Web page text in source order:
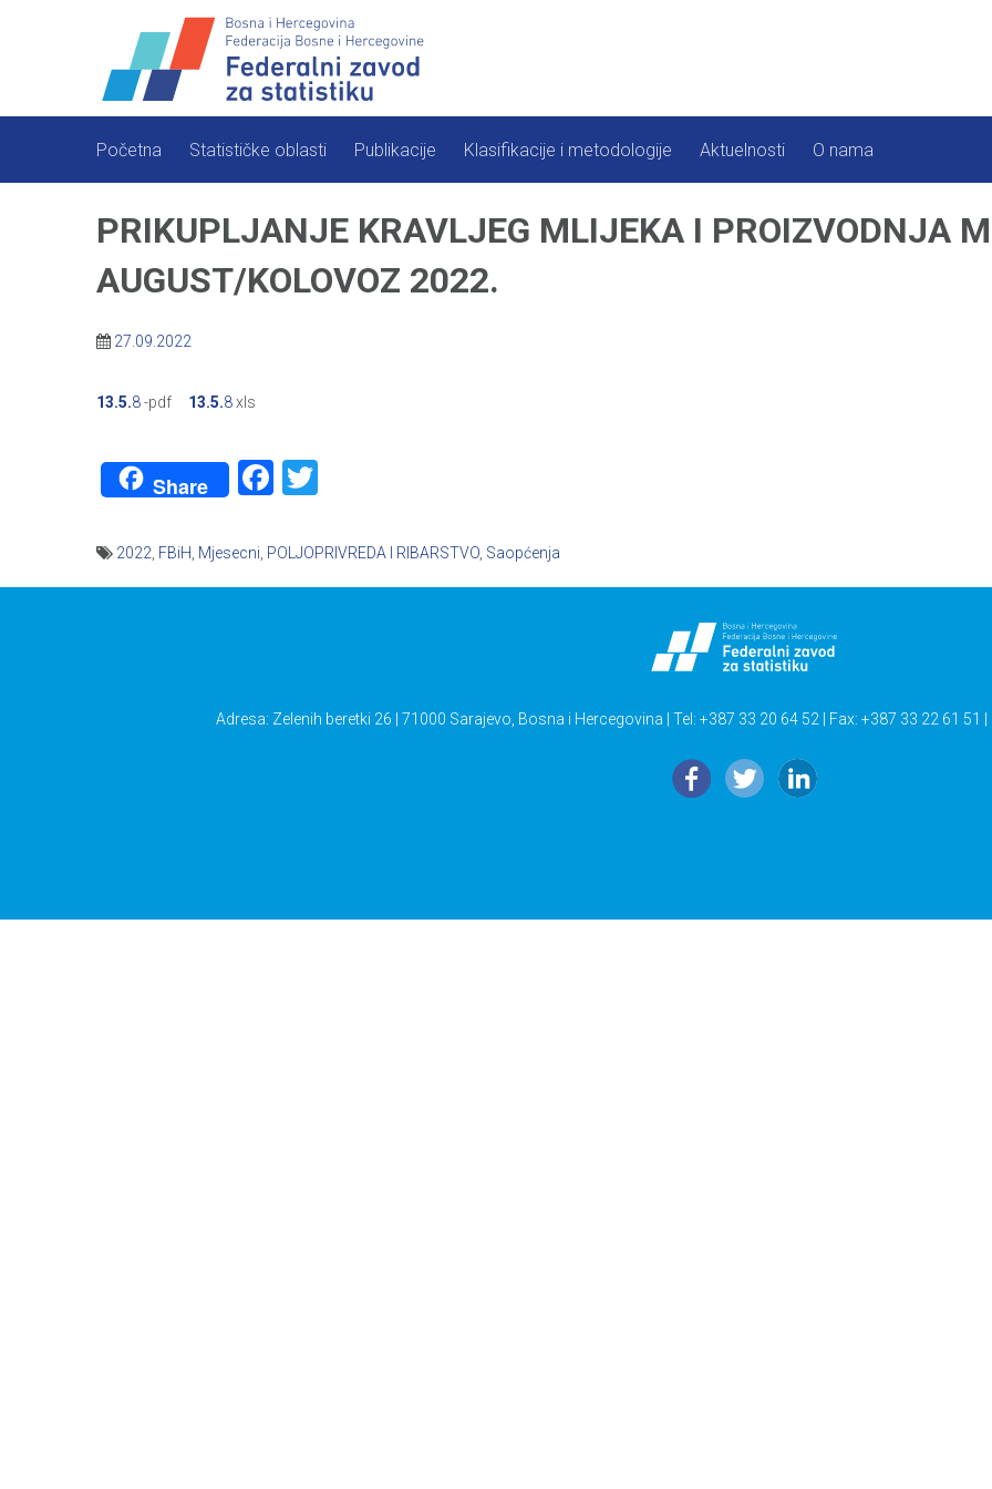
Početna Statističke oblasti Publikacije Klasifikacije i metodologije Aktuelnosti O nama
PRIKUPLJANJE KRAVLJEG MLIJEKA I PROIZVODNJA
AUGUST/KOLOVOZ 2022.
27.09.2022
13.5.8-pdf 13.5.8xls
Share Facebook
2022 FBiH Mjesecni POLJOPRIVREDA I RIBARSTVO Saopćenja
Adresa: Zelenih beretki 26 | 71000 Sarajevo, Bosna i Hercegovina | Tel: +387 33 20 64 52 | Fax: +387 33 22 61 51 |